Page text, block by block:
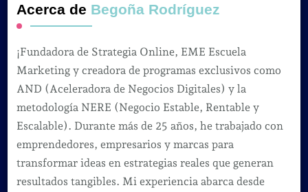
Acerca de Begoña Rodríguez
¡Fundadora de Strategia Online, EME Escuela
Marketing y creadora de programas exclusivos como
AND (Aceleradora de Negocios Digitales) y la
metodología NERE (Negocio Estable, Rentable y
Escalable). Durante más de 25 años, he trabajado con
emprendedores, empresarios y marcas para
transformar ideas en estrategias reales que generan
resultados tangibles. Mi experiencia abarca desde